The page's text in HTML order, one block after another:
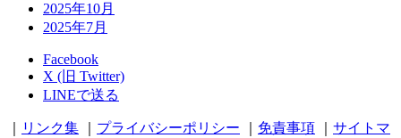
2025年10月
2025年7月
Facebook
X (旧 Twitter)
LINEで送る
リンク集 プライバシーポリシー 免責事項
サイトマ